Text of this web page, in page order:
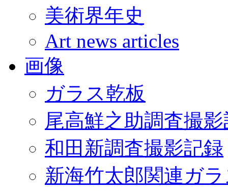
美術界年史
Art news articles
画像
ガラス乾板
尾高鮮之助調査撮
和田新調査撮影記録
新海竹太郎関連ガ